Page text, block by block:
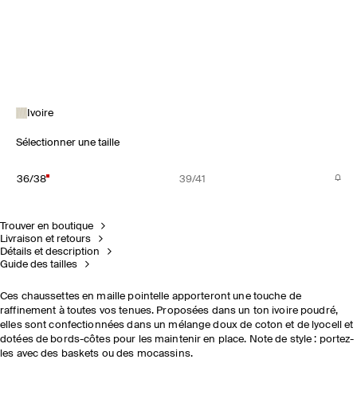
Ivoire
Sélectionner une taille
36/38 39/41
Trouver en boutique
Livraison et retours
Détails et description
Guide des tailles
Ces chaussettes en maille pointelle apporteront une touche de
raffinement à toutes vos tenues. Proposées dans un ton ivoire poudré,
elles sont confectionnées dans un mélange doux de coton et de lyocell et
dotées de bords-côtes pour les maintenir en place. Note de style : portez-
les avec des baskets ou des mocassins.